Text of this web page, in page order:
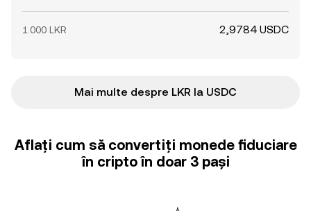
1.000 LKR 2,9784 USDC
Mai multe despre LKR la USDC
Aflați cum să convertiți monede fiduciare
în cripto în doar 3 pași